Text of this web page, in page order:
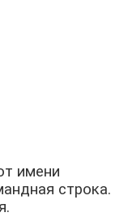
имени
строка.